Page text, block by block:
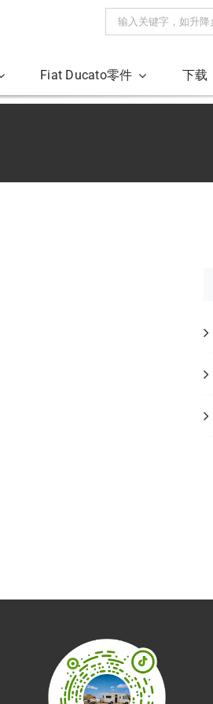
搜
Fiat Ducato零件 下载